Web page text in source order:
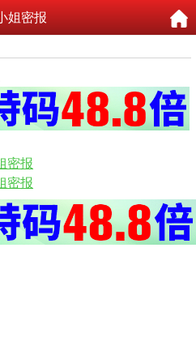
姐密报
密报
密报